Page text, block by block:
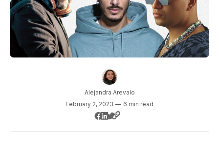
Alejandra Arevalo
February 2, 2023 — 6 min read